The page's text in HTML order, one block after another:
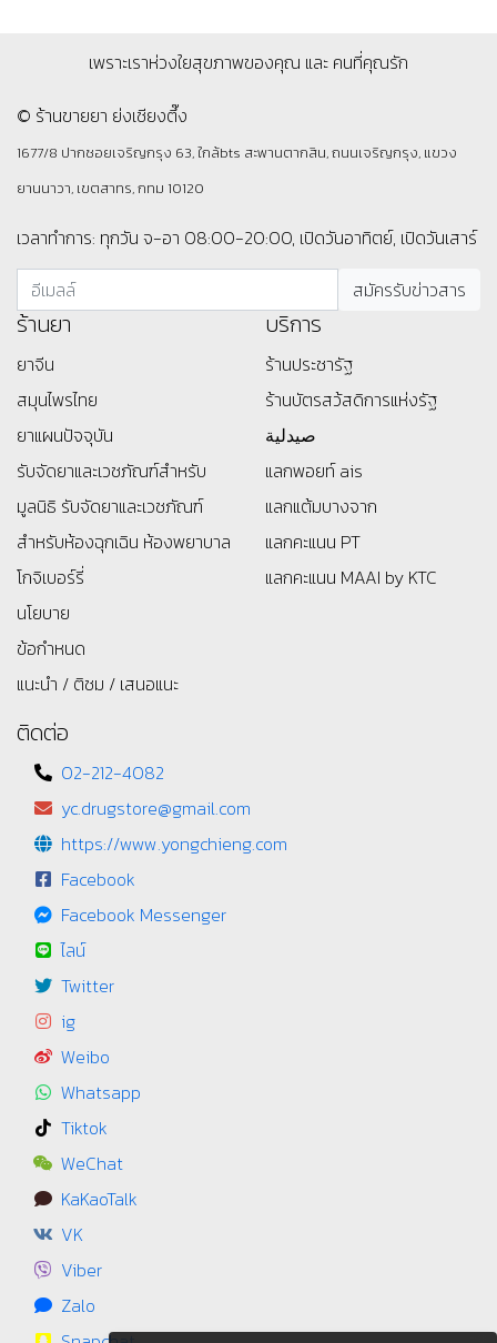
เพราะเราห่วงใยสุขภาพของคุณ และ คนที่คุณรัก
© ร้านขายยา ย่งเชียงตึ๊ง
1677/8 ปากซอยเจริญกรุง 63, ใกล้bts สะพานตากสิน, ถนนเจริญกรุง, แขวง
ยานนาวา, เขตสาทร, กทม 10120
เวลาทำการ: ทุกวัน จ-อา 08:00-20:00, เปิดวันอาทิตย์, เปิดวันเสาร์
ร้านยา
ยาจีน
สมุนไพรไทย
ยาแผนปัจจุบัน
รับจัดยาและเวชภัณฑ์สำหรับ
มูลนิธิ รับจัดยาและเวชภัณฑ์
สำหรับห้องฉุกเฉิน ห้องพยาบาล
โกจิเบอร์รี่
นโยบาย
ข้อกำหนด
แนะนำ / ติชม / เสนอแนะ
บริการ
ร้านประชารัฐ
ร้านบัตรสว้สดิการแห่งรัฐ
صيدلية
แลกพอยท์ ais
แลกแต้มบางจาก
แลกคะแนน PT
แลกคะแนน MAAI by KTC
ติดต่อ
02-212-4082
yc.drugstore@gmail.com
https://www.yongchieng.com
Facebook
Facebook Messenger
ไลน์
Twitter
ig
Weibo
Whatsapp
Tiktok
WeChat
KaKaoTalk
VK
Viber
Zalo